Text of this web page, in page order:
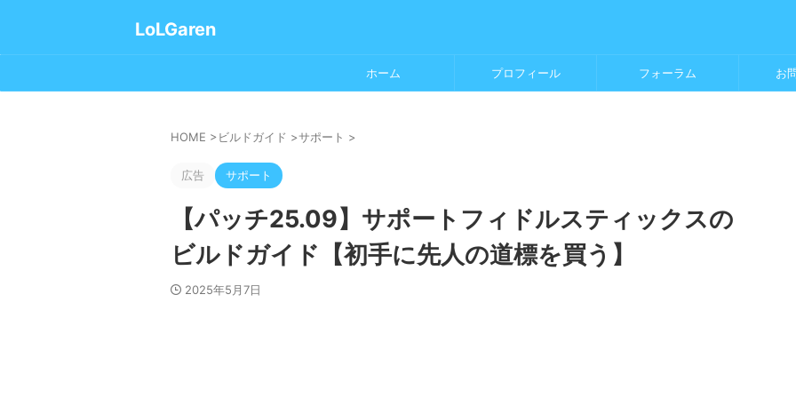
LoLGaren
ホーム プロフィール フォーラム お
HOME >ビルドガイド >サポート >
広告 サポート
【パッチ25.09】サポートフィドルスティックスの
ビルドガイド【初手に先人の道標を買う】
2025年5月7日